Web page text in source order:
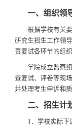
一、组织领
根据学校有关
研究生招生工作领
责复试各环节的组
学院成立监察
查复试、评卷等现
并处理考生申诉和质
二、招生计
1．学校实际下